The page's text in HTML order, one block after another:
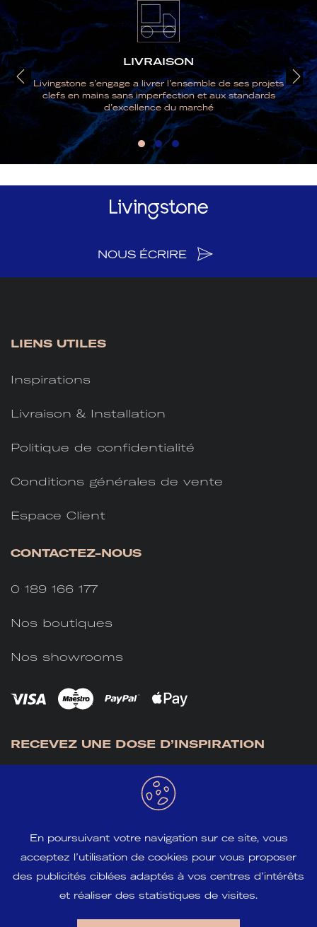
LIVRAISON
Livingstone s’engage a livrer l’ensemble de ses projets
clefs en mains sans imperfection et aux standards
d’excellence du marché
NOUS ÉCRIRE
LIENS UTILES
Inspirations
Livraison & Installation
Politique de confidentialité
Conditions générales de vente
Espace Client
CONTACTEZ-NOUS
0 189 166 177
Nos boutiques
Nos showrooms
RECEVEZ UNE DOSE D’INSPIRATION
S'INSCRIRE
En poursuivant votre navigation sur ce site, vous
acceptez l’utilisation de cookies pour vous proposer
des publicités ciblées adaptés à vos centres d’intérêts
et réaliser des statistiques de visites.